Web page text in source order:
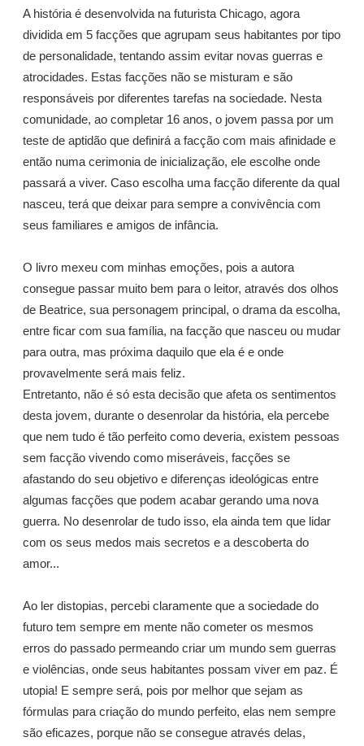
A história é desenvolvida na futurista Chicago, agora
dividida em 5 facções que agrupam seus habitantes por tipo
de personalidade, tentando assim evitar novas guerras e
atrocidades. Estas facções não se misturam e são
responsáveis por diferentes tarefas na sociedade. Nesta
comunidade, ao completar 16 anos, o jovem passa por um
teste de aptidão que definirá a facção com mais afinidade e
então numa cerimonia de inicialização, ele escolhe onde
passará a viver. Caso escolha uma facção diferente da qual
nasceu, terá que deixar para sempre a convivência com
seus familiares e amigos de infância.
O livro mexeu com minhas emoções, pois a autora
consegue passar muito bem para o leitor, através dos olhos
de Beatrice, sua personagem principal, o drama da escolha,
entre ficar com sua família, na facção que nasceu ou mudar
para outra, mas próxima daquilo que ela é e onde
provavelmente será mais feliz.
Entretanto, não é só esta decisão que afeta os sentimentos
desta jovem, durante o desenrolar da história, ela percebe
que nem tudo é tão perfeito como deveria, existem pessoas
sem facção vivendo como miseráveis, facções se
afastando do seu objetivo e diferenças ideológicas entre
algumas facções que podem acabar gerando uma nova
guerra. No desenrolar de tudo isso, ela ainda tem que lidar
com os seus medos mais secretos e a descoberta do
amor...
Ao ler distopias, percebi claramente que a sociedade do
futuro tem sempre em mente não cometer os mesmos
erros do passado permeando criar um mundo sem guerras
e violências, onde seus habitantes possam viver em paz. É
utopia! E sempre será, pois por melhor que sejam as
fórmulas para criação do mundo perfeito, elas nem sempre
são eficazes, porque não se consegue através delas,